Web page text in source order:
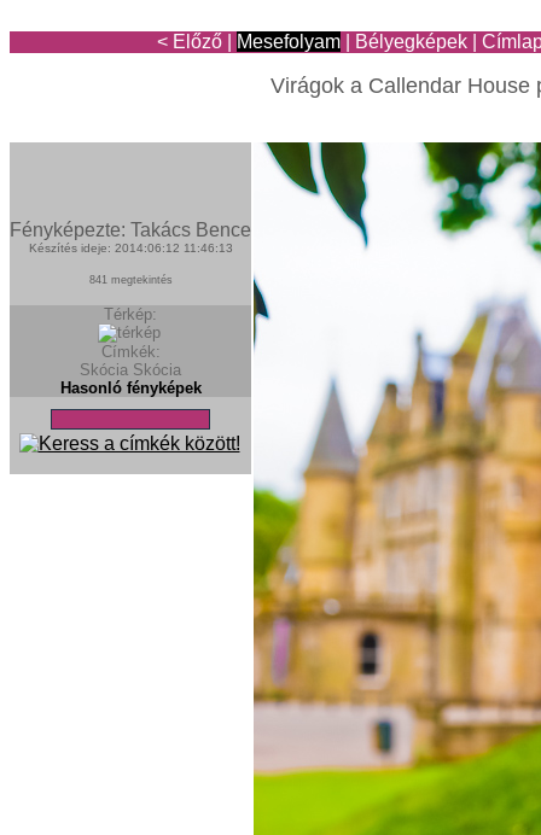
< Előző Mesefolyam Bélyegképek
Virágok a Callendar House
Fényképezte: Takács Bence
Készítés ideje: 2014:06:12 11:46:13
841 megtekintés
Térkép:
Címkék:
Skócia Skócia
Hasonló fényképek